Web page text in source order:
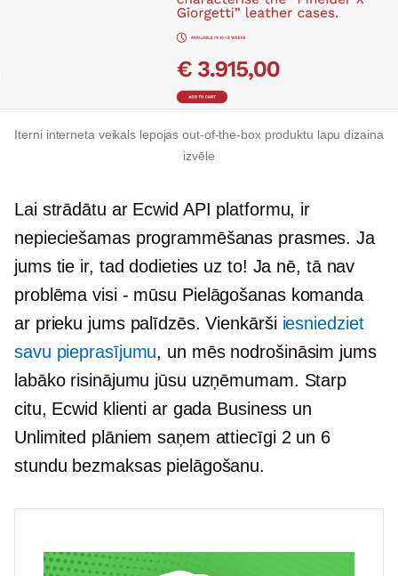
Iterni interneta veikals lepojasout-of-the-boxproduktu lapu dizaina
izvēle
Lai strādātu ar Ecwid API platformu, ir
nepieciešamas programmēšanas prasmes. Ja
jums tie ir, tad dodieties uz to! Ja nē, tā nav
problēmavisi - mūsu Pielāgošanas komanda
ar prieku jums palīdzēs. Vienkārši iesniedziet
savu pieprasījumu, un mēs nodrošināsim jums
labāko risinājumu jūsu uzņēmumam. Starp
citu, Ecwid klienti ar gada Business un
Unlimited plāniem saņem attiecīgi 2 un 6
stundu bezmaksas pielāgošanu.